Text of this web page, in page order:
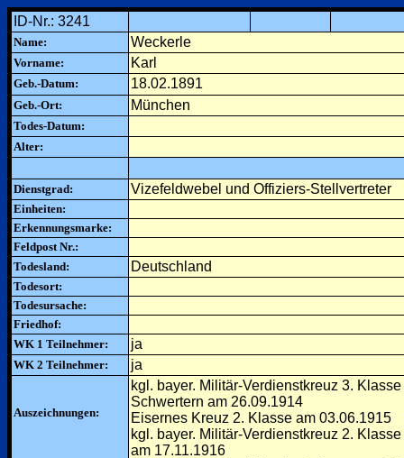
ID-Nr.: 3241
Name: Weckerle
Vorname: Karl
Geb.-Datum: 18.02.1891
Geb.-Ort: München
Todes-Datum:
Alter:
Dienstgrad: Vizefeldwebel und Offiziers-Stellvertreter
Einheiten:
Erkennungsmarke:
Feldpost Nr.:
Todesland:
Deutschland
Todesort:
Todesursache:
Friedhof:
WK 1 Teilnehmer:
ja
WK 2 Teilnehmer: ja
Auszeichnungen:
kgl. bayer. Militär-Verdienstkreuz 3.
Schwertern am 26.09.1914
Eisernes Kreuz 2. Klasse am 03.06.1915
kgl. bayer. Militär-Verdienstkreuz 2.
am 17.11.1916